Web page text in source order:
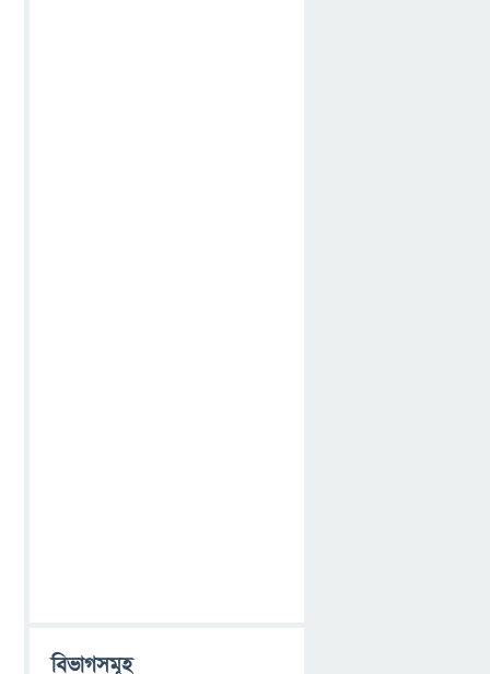
বিভাগসমূহ